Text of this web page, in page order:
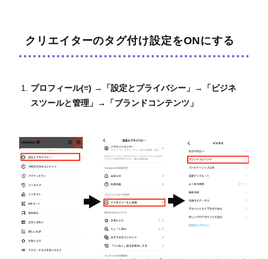
クリエイターのタグ付け設定をONにする
プロフィール(≡) →「設定とプライバシー」→「ビジネ
スツールと管理」→「ブランドコンテンツ」